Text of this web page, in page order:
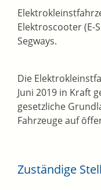
Elektroscooter
Segways.
Die
Juni 2019 in Kraft
gesetzliche
Fahrzeuge auf
Zuständige